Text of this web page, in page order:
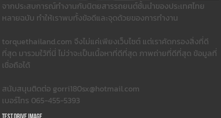
จากประสบการณ์ทำงานกับนิตยสารรถยนต์ชั้นนำของประเทศไทย
หลายฉบับ ทำให้เราพบทั้งข้อดีและจุดด้วยของการทำงาน
torquethailand.com จึงไม่แค่เพียงเว็บไซต์ แต่เราคัดกรองสิ่งที่ดี
ที่สุด มารวมใว้ที่นี่ ไม่ว่าจะเป็นเนื้อหาที่ดีที่สุด ภาพถ่ายที่ดีที่สุด ข้อมูลที่
เชื่อถือได้
สนับสนุนติดต่อ gorri180sx@hotmail.com
เบอร์โทร 065-455-5393